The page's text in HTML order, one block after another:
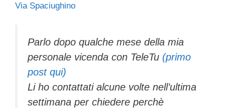
c
b
o
o
k
tt
e
d
s
dI
n
a
m
A
p
vi
di
Via Spaciughino
Parlo dopo qualche mese della mia
personale vicenda con TeleTu (primo
post qui)
Li ho contattati alcune volte nell’ultima
settimana per chiedere perchè